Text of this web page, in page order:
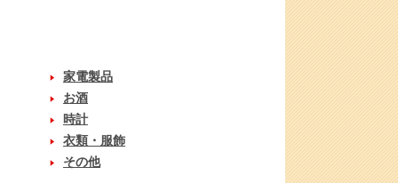
家電製品
お酒
時計
衣類・服飾
その他